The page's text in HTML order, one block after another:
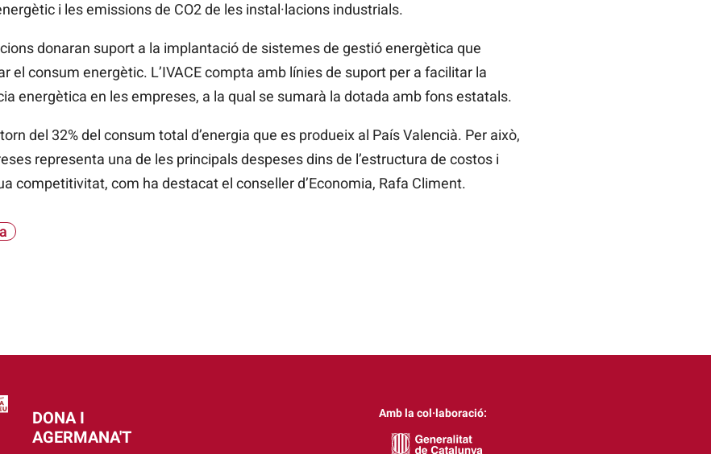
i les emissions de CO2 de les instal·lacions industrials.
donaran suport a la implantació de sistemes de gestió energètica que
el consum energètic. L’IVACE compta amb línies de suport per a facilitar la
energètica en les empreses, a la qual se sumarà la dotada amb fons estatals.
del 32% del consum total d’energia que es produeix al País Valencià. Per això,
representa una de les principals despeses dins de l’estructura de costos i
competitivitat, com ha destacat el conseller d’Economia, Rafa Climent.
DONA I
AGERMANA'T
Amb la col·laboració: